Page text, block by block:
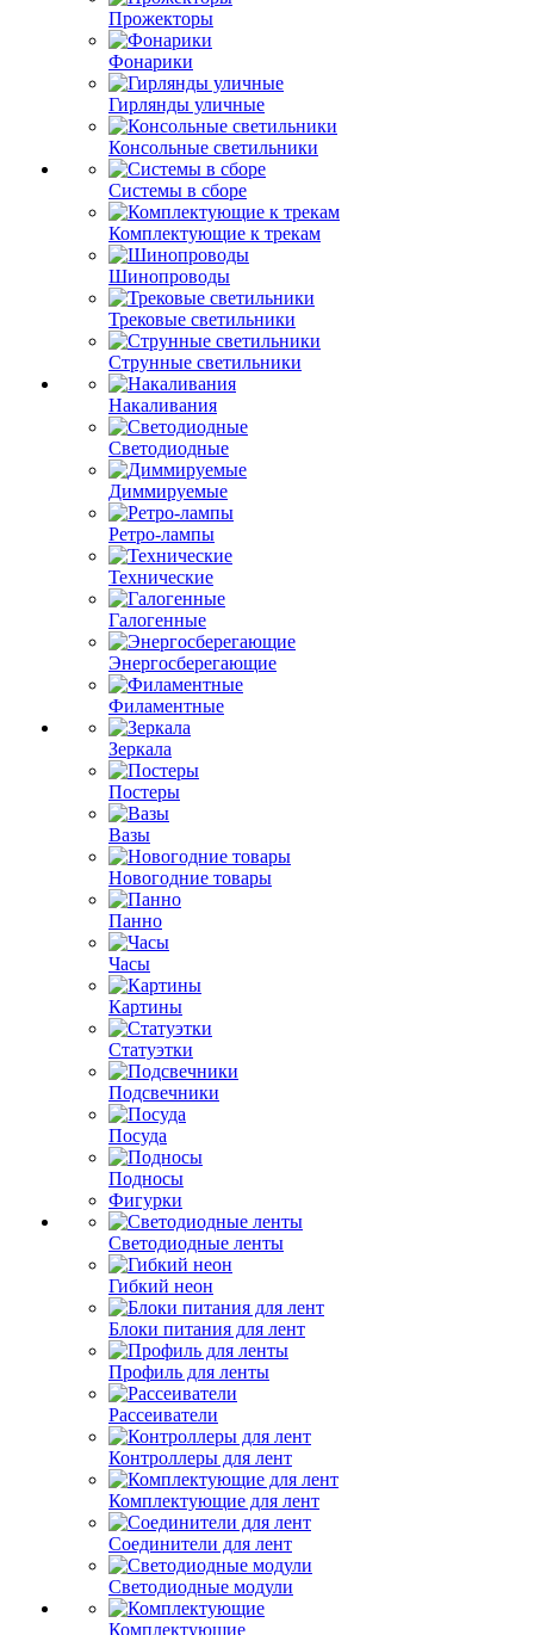
Прожекторы
Фонарики
Гирлянды уличные
Консольные светильники
Системы в сборе
Комплектующие к трекам
Шинопроводы
Трековые светильники
Струнные светильники
Накаливания
Светодиодные
Диммируемые
Ретро-лампы
Технические
Галогенные
Энергосберегающие
Филаментные
Зеркала
Постеры
Вазы
Новогодние товары
Панно
Часы
Картины
Статуэтки
Подсвечники
Посуда
Подносы
Фигурки
Светодиодные ленты
Гибкий неон
Блоки питания для лент
Профиль для ленты
Рассеиватели
Контроллеры для лент
Комплектующие для лент
Соединители для лент
Светодиодные модули
Комплектующие